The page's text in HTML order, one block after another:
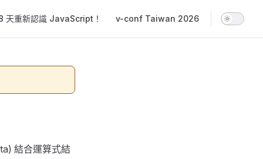
天重新認識 JavaScript！ v-conf Taiwan 2026
結合運算式結